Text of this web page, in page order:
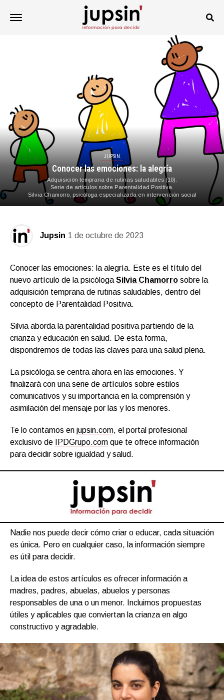
JUPSIN
Conocer las emociones: la alegría
Adquisición temprana de rutinas saludables (10).
Serie de artículos sobre Parentalidad Positiva.
Silvia Chamorro, psicóloga especializada en intervención social
Jupsin 1 de octubre de 2023
Conocer las emociones: la alegría. Este es el título del
nuevo artículo de la psicólogaSilvia Chamorro sobre la
adquisición temprana de rutinas saludables, dentro del
concepto de Parentalidad Positiva.
Silvia aborda la parentalidad positiva partiendo de la
crianza y educación en salud. De esta forma,
dispondremos de todas las claves para una salud plena.
La psicóloga se centra ahora en las emociones. Y
finalizará con una serie de artículos sobre estilos
comunicativos y su importancia en la comprensión y
asimilación del mensaje por las y los menores.
Te lo contamos en jupsin.com, el portal profesional
exclusivo de
IPDGrupo.com que te ofrece información
para decidir sobre igualdad y salud.
Nadie nos puede decir cómo criar o educar, cada situación
es única. Pero en cualquier caso, la información siempre
es útil para decidir.
La idea de estos artículos es ofrecer información a
madres, padres, abuelas, abuelos y personas
responsables de una o un menor. Incluimos propuestas
útiles y aplicables que conviertan la crianza en algo
constructivo y agradable.